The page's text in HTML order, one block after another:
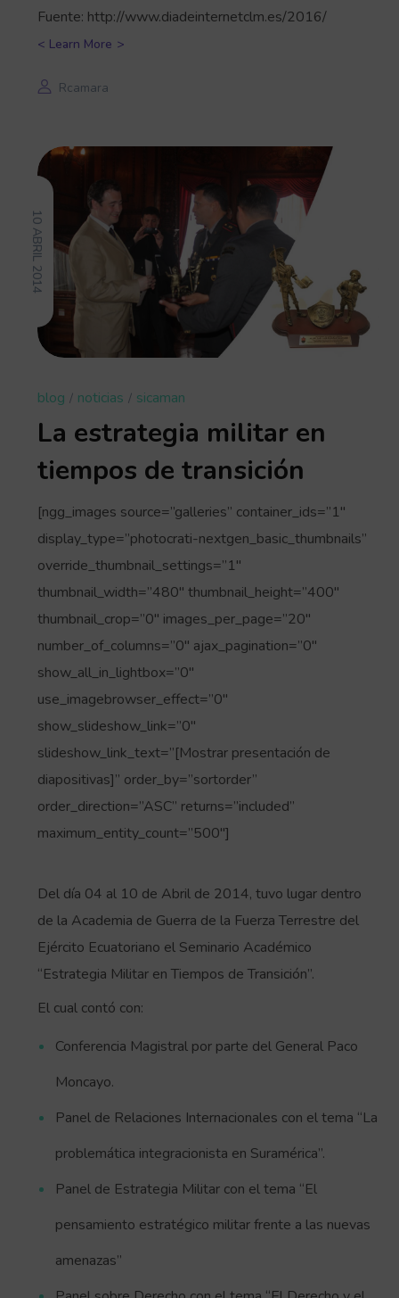
Fuente: http://www.diadeinternetclm.es/2016/
Learn More
Rcamara
10 ABRIL 2014
blog noticias sicaman
La estrategia militar en
tiempos de transición
[ngg_images source=”galleries” container_ids=”1″
display_type=”photocrati-nextgen_basic_thumbnails”
override_thumbnail_settings=”1″
thumbnail_width=”480″ thumbnail_height=”400″
thumbnail_crop=”0″ images_per_page=”20″
number_of_columns=”0″ ajax_pagination=”0″
show_all_in_lightbox=”0″
use_imagebrowser_effect=”0″
show_slideshow_link=”0″
slideshow_link_text=”[Mostrar presentación de
diapositivas]” order_by=”sortorder”
order_direction=”ASC” returns=”included”
maximum_entity_count=”500″]
Del día 04 al 10 de Abril de 2014, tuvo lugar dentro
de la Academia de Guerra de la Fuerza Terrestre del
Ejército Ecuatoriano el Seminario Académico
“Estrategia Militar en Tiempos de Transición”.
El cual contó con:
Conferencia Magistral por parte del General Paco
Moncayo.
Panel de Relaciones Internacionales con el tema “La
problemática integracionista en Suramérica”.
Panel de Estrategia Militar con el tema “El
pensamiento estratégico militar frente a las nuevas
amenazas”